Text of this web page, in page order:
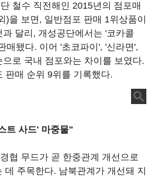
철수 직전해인 2015년의 점포매
)을 보면, 일반점포 판매 1위상품이
과 달리, 개성공단에서는 '코카콜
매됐다. 이어 '초코파이', '신라면',
으로 국내 점포와는 차이를 보였다.
판매 순위 9위를 기록했다.
트 사드' 마중물"
협 무드가 곧 한중관계 개선으로
데 주목한다. 남북관계가 개선돼 지